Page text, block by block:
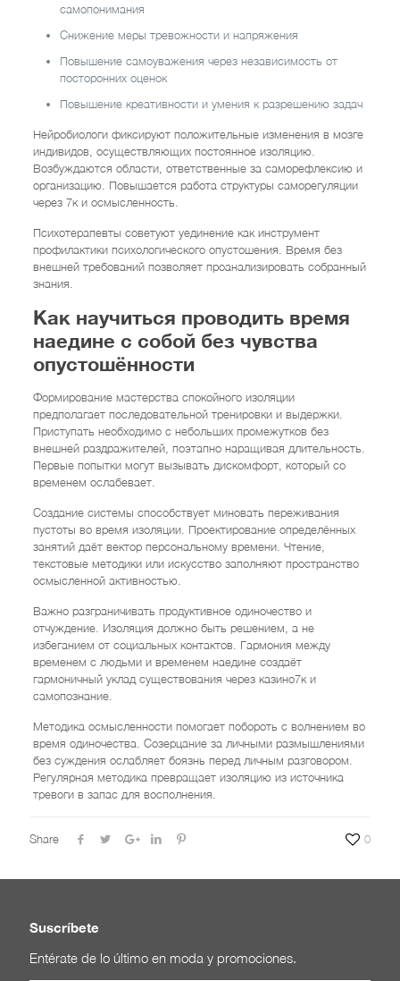
самопонимания
Снижение меры тревожности и напряжения
Повышение самоуважения через независимость от
посторонних оценок
Повышение креативности и умения к разрешению задач
Нейробиологи фиксируют положительные изменения в мозге
индивидов, осуществляющих постоянное изоляцию.
Возбуждаются области, ответственные за саморефлексию и
организацию. Повышается работа структуры саморегуляции
через 7к и осмысленность.
Психотерапевты советуют уединение как инструмент
профилактики психологического опустошения. Время без
внешней требований позволяет проанализировать собранный
знания.
Как научиться проводить время
наедине с собой без чувства
опустошённости
Формирование мастерства спокойного изоляции
предполагает последовательной тренировки и выдержки.
Приступать необходимо с небольших промежутков без
внешней раздражителей, поэтапно наращивая длительность.
Первые попытки могут вызывать дискомфорт, который со
временем ослабевает.
Создание системы способствует миновать переживания
пустоты во время изоляции. Проектирование определённых
занятий даёт вектор персональному времени. Чтение,
текстовые методики или искусство заполняют пространство
осмысленной активностью.
Важно разграничивать продуктивное одиночество и
отчуждение. Изоляция должно быть решением, а не
избеганием от социальных контактов. Гармония между
временем с людьми и временем наедине создаёт
гармоничный уклад существования через казино7к и
самопознание.
Методика осмысленности помогает побороть с волнением во
время одиночества. Созерцание за личными размышлениями
без суждения ослабляет боязнь перед личным разговором.
Регулярная методика превращает изоляцию из источника
тревоги в запас для восполнения.
Share 0
Suscríbete
Entérate de lo último en moda y promociones.